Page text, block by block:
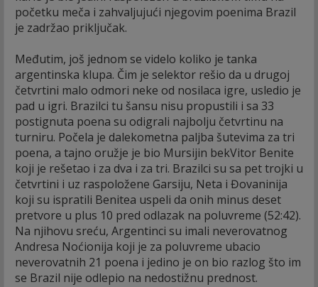
početku meča i zahvaljujući njegovim poenima Brazil
je zadržao priključak.
Međutim, još jednom se videlo koliko je tanka
argentinska klupa. Čim je selektor rešio da u drugoj
četvrtini malo odmori neke od nosilaca igre, usledio je
pad u igri. Brazilci tu šansu nisu propustili i sa 33
postignuta poena su odigrali najbolju četvrtinu na
turniru. Počela je dalekometna paljba šutevima za tri
poena, a tajno oružje je bio Mursijin bekVitor Benite
koji je rešetao i za dva i za tri. Brazilci su sa pet trojki u
četvrtini i uz raspoložene Garsiju, Neta i Đovaninija
koji su ispratili Benitea uspeli da onih minus deset
pretvore u plus 10 pred odlazak na poluvreme (52:42).
Na njihovu sreću, Argentinci su imali neverovatnog
Andresa Noćionija koji je za poluvreme ubacio
neverovatnih 21 poena i jedino je on bio razlog što im
se Brazil nije odlepio na nedostižnu prednost.